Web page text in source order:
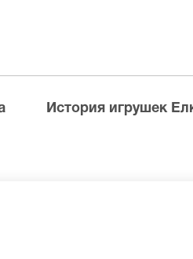
МКАД возле метро или в
История игрушек